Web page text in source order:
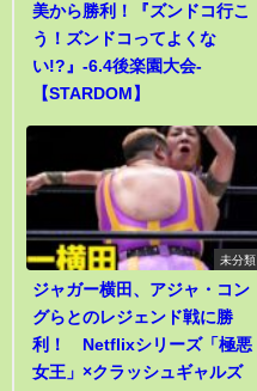
美から勝利！『ズンドコ行こ
う！ズンドコってよくな
い!?』-6.4後楽園大会-
【STARDOM】
未分類
ジャガー横田、アジャ・コン
グらとのレジェンド戦に勝
利！ Netflixシリーズ「極悪
女王」×クラッシュギャルズ